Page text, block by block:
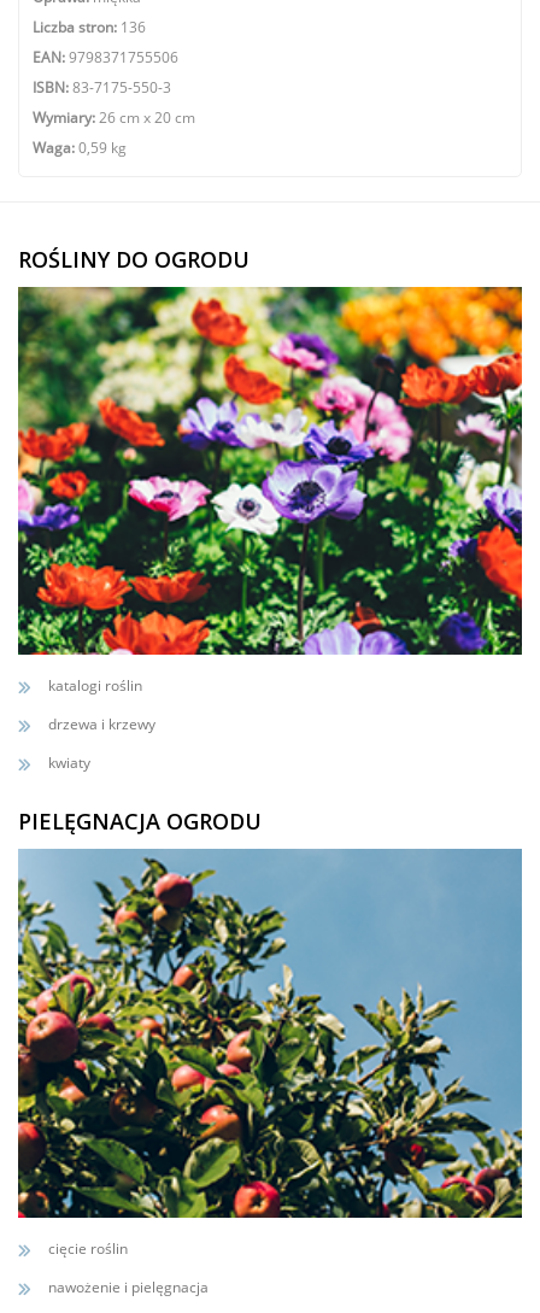
Liczba stron: 136
EAN:9798371755506
ISBN:83-7175-550-3
Wymiary:26 cm x 20 cm
Waga:0,59 kg
ROŚLINY DO OGRODU
katalogi roślin
drzewa i krzewy
kwiaty
PIELĘGNACJA OGRODU
cięcie roślin
nawożenie i pielęgnacja